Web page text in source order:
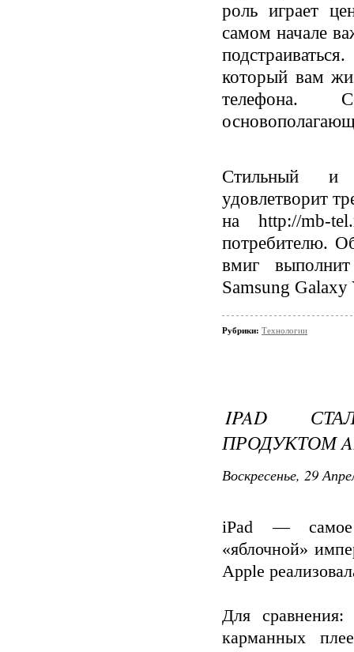
роль играет
самом начале
который вам
телефона.
Стильный и
удовлетворит
на http://mb-
потребителю.
вмиг
Samsung Galaxy
Рубрики: Технологии
IPAD
ПРОДУКТОМ
Воскресенье, 29
iPad — самое
«яблочной»
Apple
Для
карманных